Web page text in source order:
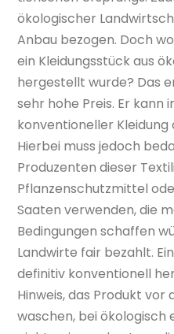
ökologischer
Anbau bezogen. Doch
ein Kleidungsstück aus
hergestellt wurde? Das
sehr hohe Preis. Er kann
konventioneller Kleidung
Hierbei muss jedoch
Produzenten dieser
Pflanzenschutzmittel
Saaten verwenden, die
Bedingungen schaffen
Landwirte fair bezahlt.
definitiv konventionell
Hinweis, das Produkt
waschen, bei ökologisch